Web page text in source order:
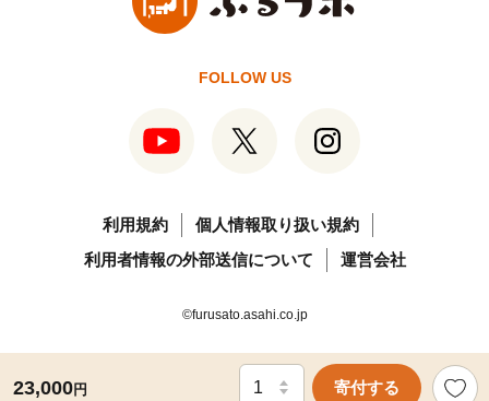
23,000円 寄付する
FOLLOW US
利用規約
個人情報取り扱い規約
利用者情報の外部送信について
運営会社
©furusato.asahi.co.jp